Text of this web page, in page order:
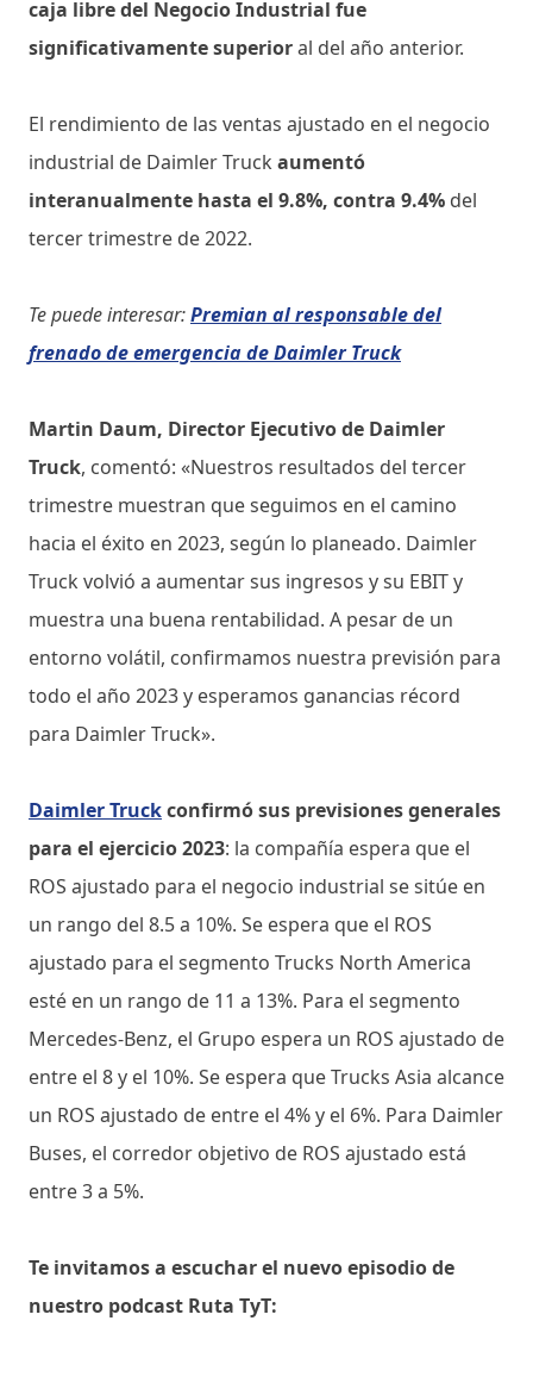
caja libre del Negocio Industrial fue
significativamente superioral del año anterior.
El rendimiento de las ventas ajustado en el negocio
industrial de Daimler Truck aumentó
interanualmente hasta el 9.8%, contra 9.4% del
tercer trimestre de 2022.
Te puede interesar:Premian al responsable del
frenado de emergencia de Daimler Truck
Martin Daum, Director Ejecutivo de Daimler
Truck, comentó: «Nuestros resultados del tercer
trimestre muestran que seguimos en el camino
hacia el éxito en 2023, según lo planeado. Daimler
Truck volvió a aumentar sus ingresos y su EBIT y
muestra una buena rentabilidad. A pesar de un
entorno volátil, confirmamos nuestra previsión para
todo el año 2023 y esperamos ganancias récord
para Daimler Truck».
Daimler Truckconfirmó sus previsiones generales
para el ejercicio 2023: la compañía espera que el
ROS ajustado para el negocio industrial se sitúe en
un rango del 8.5 a 10%. Se espera que el ROS
ajustado para el segmento Trucks North America
esté en un rango de 11 a 13%. Para el segmento
Mercedes-Benz, el Grupo espera un ROS ajustado de
entre el 8 y el 10%. Se espera que Trucks Asia alcance
un ROS ajustado de entre el 4% y el 6%. Para Daimler
Buses, el corredor objetivo de ROS ajustado está
entre 3 a 5%.
Te invitamos a escuchar el nuevo episodio de
nuestro podcast Ruta TyT: